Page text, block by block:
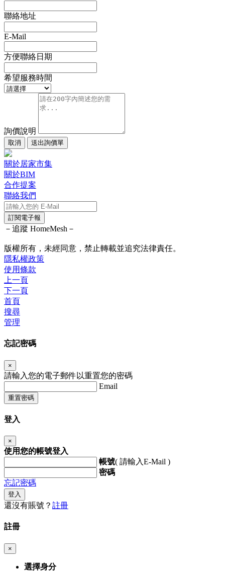
聯絡地址
E-Mail
方便聯絡日期
希望服務時間
詢價說明
取消 送出詢價單
關於居家市集
關於BIM
合作提案
聯絡我們
訂閱電子報
－追蹤 HomeMesh－
版權所有，未經同意，禁止轉載並追究法律責任。
隱私權政策
使用條款
上一頁
下一頁
首頁
搜尋
管理
忘記密碼
×
請輸入您的電子郵件以重置您的密碼
Email
重置密碼
登入
×
使用您的帳號登入
帳號( 請輸入E-Mail )
密碼
忘記密碼
登入
還沒有賬號？ 註冊
註冊
×
選擇身分